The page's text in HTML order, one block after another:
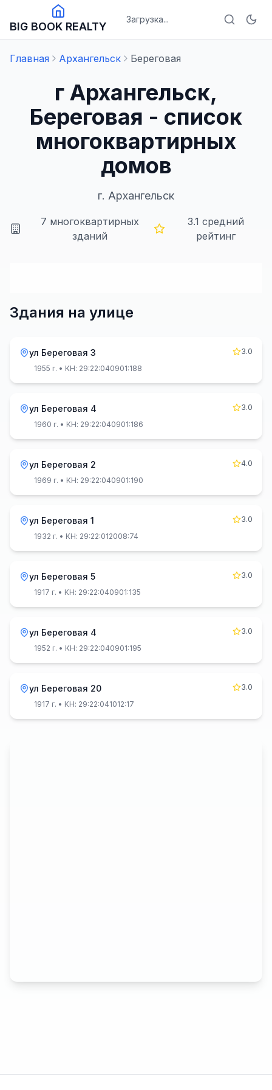
BIG BOOK REALTY
Загрузка...
Главная Архангельск Береговая
г Архангельск,
Береговая - список
многоквартирных
домов
г. Архангельск
7 многоквартирных
зданий
3.1 средний
рейтинг
Здания на улице
ул Береговая 3
3.0
1955 г. • КН: 29:22:040901:188
ул Береговая 4
3.0
1960 г. • КН: 29:22:040901:186
ул Береговая 2
4.0
1969 г. • КН: 29:22:040901:190
ул Береговая 1
3.0
1932 г. • КН: 29:22:012008:74
ул Береговая 5
3.0
1917 г. • КН: 29:22:040901:135
ул Береговая 4
3.0
1952 г. • КН: 29:22:040901:195
ул Береговая 20
3.0
1917 г. • КН: 29:22:041012:17